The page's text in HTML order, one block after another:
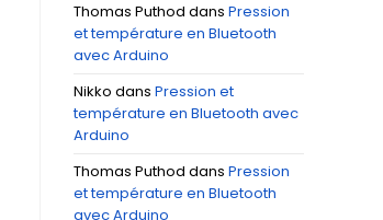
Thomas Puthod dans Pression
et température en Bluetooth
avec Arduino
Nikko dans Pression et
température en Bluetooth avec
Arduino
Thomas Puthod dans Pression
et température en Bluetooth
avec Arduino